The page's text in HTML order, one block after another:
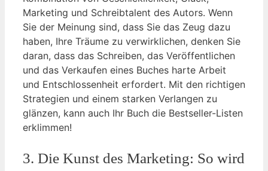
Marketing und Schreibtalent des Autors. Wenn
Sie der Meinung sind, dass Sie das Zeug dazu
haben, Ihre Träume zu verwirklichen, denken Sie
daran, dass das Schreiben, das Veröffentlichen
und das Verkaufen eines Buches harte Arbeit
und Entschlossenheit erfordert. Mit den richtigen
Strategien und einem starken Verlangen zu
glänzen, kann auch Ihr Buch die Bestseller-Listen
erklimmen!
3. Die Kunst des Marketing: So wird